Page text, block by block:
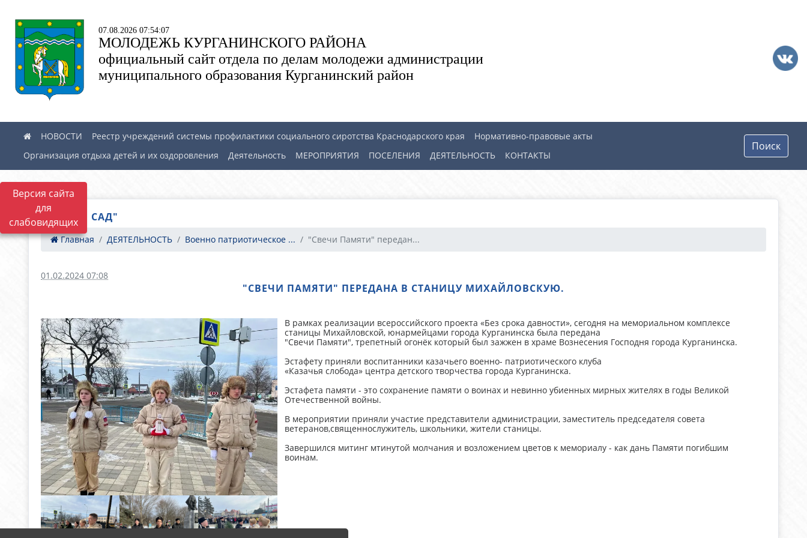
Версия сайта
для
слабовидящих
07.08.2026 07:54:07
МОЛОДЕЖЬ КУРГАНИНСКОГО РАЙОНА
официальный сайт отдела по делам молодежи администрации
муниципального образования Курганинский район
НОВОСТИ Реестр учреждений системы профилактики социального сиротства Краснодарского края
Нормативно-правовые акты
Организация отдыха детей и их оздоровления
Деятельность МЕРОПРИЯТИЯ ПОСЕЛЕНИЯ ДЕЯТЕЛЬНОСТЬ КОНТАКТЫ
Поиск
"БАБИЕВ САД"
Главная ДЕЯТЕЛЬНОСТЬ Военно патриотическое ... "Свечи Памяти" передан...
01.02.2024 07:08
"СВЕЧИ ПАМЯТИ" ПЕРЕДАНА В СТАНИЦУ МИХАЙЛОВСКУЮ.
В рамках реализации всероссийского проекта «Без срока давности», сегодня на мемориальном комплексе
станицы Михайловской, юнармейцами города Курганинска была передана
"Свечи Памяти", трепетный огонёк который был зажжен в храме Вознесения Господня города Курганинска.
Эстафету приняли воспитанники казачьего военно- патриотического клуба
«Казачья слобода» центра детского творчества города Курганинска.
Эстафета памяти - это сохранение памяти о воинах и невинно убиенных мирных жителях в годы Великой
Отечественной войны.
В мероприятии приняли участие представители администрации, заместитель председателя совета
ветеранов,священнослужитель, школьники, жители станицы.
Завершился митинг мтинутой молчания и возложением цветов к мемориалу - как дань Памяти погибшим
воинам.